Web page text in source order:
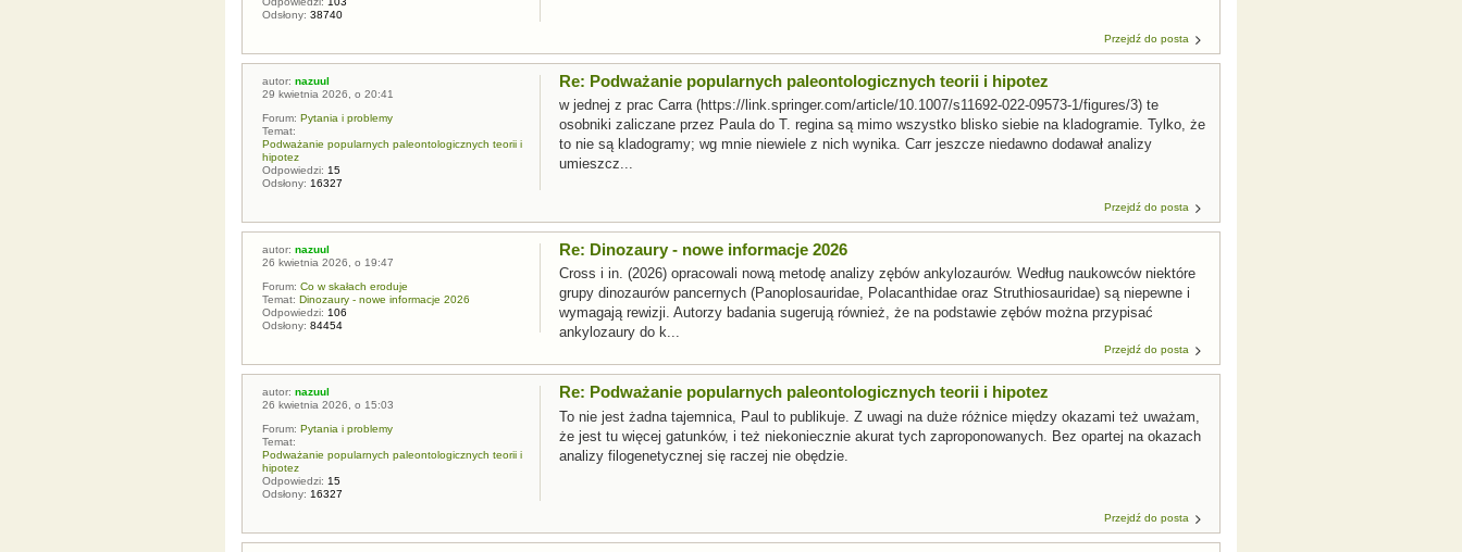
Odsłony: 38740
Przejdź do posta
autor: nazuul
29 kwietnia 2026, o 20:41
Forum: Pytania i problemy
Temat:
Podważanie popularnych paleontologicznych teorii i
hipotez
Odpowiedzi: 15
Odsłony: 16327
Re: Podważanie popularnych paleontologicznych teorii i hipotez
w jednej z prac Carra (https://link.springer.com/article/10.1007/s11692-022-09573-1/figures/3) te
osobniki zaliczane przez Paula do T. regina są mimo wszystko blisko siebie na kladogramie. Tylko, że
to nie są kladogramy; wg mnie niewiele z nich wynika. Carr jeszcze niedawno dodawał analizy
umieszcz...
Przejdź do posta
autor: nazuul
26 kwietnia 2026, o 19:47
Forum: Co w skałach eroduje
Temat: Dinozaury - nowe informacje 2026
Odpowiedzi: 106
Odsłony: 84454
Re: Dinozaury - nowe informacje 2026
Cross i in. (2026) opracowali nową metodę analizy zębów ankylozaurów. Według naukowców niektóre
grupy dinozaurów pancernych (Panoplosauridae, Polacanthidae oraz Struthiosauridae) są niepewne i
wymagają rewizji. Autorzy badania sugerują również, że na podstawie zębów można przypisać
ankylozaury do k...
Przejdź do posta
autor: nazuul
26 kwietnia 2026, o 15:03
Forum: Pytania i problemy
Temat:
Podważanie popularnych paleontologicznych teorii i
hipotez
Odpowiedzi: 15
Odsłony: 16327
Re: Podważanie popularnych paleontologicznych teorii i hipotez
To nie jest żadna tajemnica, Paul to publikuje. Z uwagi na duże różnice między okazami też uważam,
że jest tu więcej gatunków, i też niekoniecznie akurat tych zaproponowanych. Bez opartej na okazach
analizy filogenetycznej się raczej nie obędzie.
Przejdź do posta